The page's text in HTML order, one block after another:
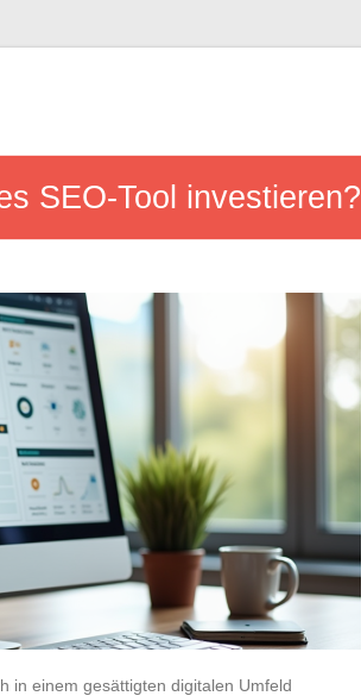
SEO-Tool investieren?
in einem gesättigten digitalen Umfeld